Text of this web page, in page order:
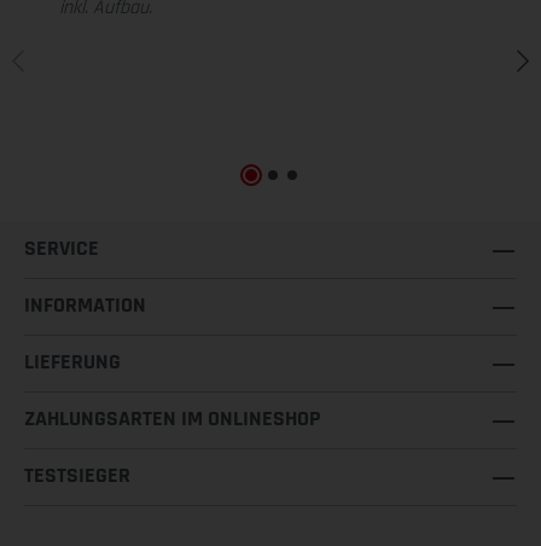
inkl. Aufbau.
SERVICE
INFORMATION
LIEFERUNG
ZAHLUNGSARTEN IM ONLINESHOP
TESTSIEGER